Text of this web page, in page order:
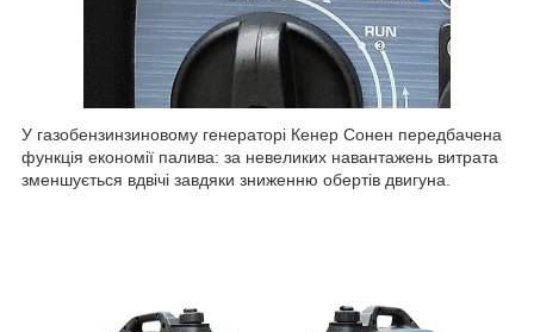
У газобензинзиновому генераторі Кенер Сонен передбачена
функція економії палива: за невеликих навантажень витрата
зменшується вдвічі завдяки зниженню обертів двигуна.